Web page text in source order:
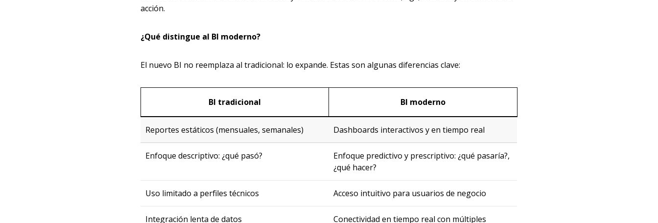
acción.
¿Qué distingue al BI moderno?
El nuevo BI no reemplaza al tradicional: lo expande. Estas son algunas diferencias clave:
BI tradicional BI moderno
Reportes estáticos (mensuales, semanales) Dashboards interactivos y en tiempo real
Enfoque descriptivo: ¿qué pasó?
Enfoque predictivo y prescriptivo: ¿qué pasaría?,
¿qué hacer?
Uso limitado a perfiles técnicos Acceso intuitivo para usuarios de negocio
Integración lenta de datos
Conectividad en tiempo real con múltiples